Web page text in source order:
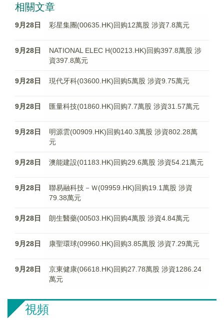
相關文章
9月28日 彩星集團(00635.HK)回购12萬股 涉資7.8萬元
9月28日
NATIONAL ELEC H(00213.HK)回购397.8萬股 涉
資397.8萬元
9月28日 現代牙科(03600.HK)回购5萬股 涉資9.75萬元
9月28日 匯量科技(01860.HK)回购7.7萬股 涉資31.57萬元
9月28日
明源雲(00909.HK)回购140.3萬股 涉資802.28萬
元
9月28日 澳能建設(01183.HK)回购29.6萬股 涉資54.21萬元
9月28日
聯易融科技－Ｗ(09959.HK)回购19.1萬股 涉資
79.38萬元
9月28日 朗生醫藥(00503.HK)回购4萬股 涉資4.84萬元
9月28日 康聖環球(09960.HK)回购3.85萬股 涉資7.29萬元
9月28日
京東健康(06618.HK)回购27.78萬股 涉資1286.24
萬元
視頻